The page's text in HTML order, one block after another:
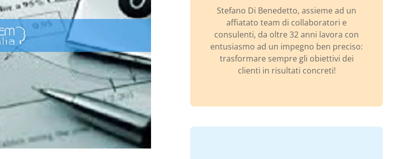
Stefano Di Benedetto, assieme ad un
affiatato team di collaboratori e
consulenti, da oltre 32 anni lavora con
entusiasmo ad un impegno ben preciso:
trasformare sempre gli obiettivi dei
clienti in risultati concreti!